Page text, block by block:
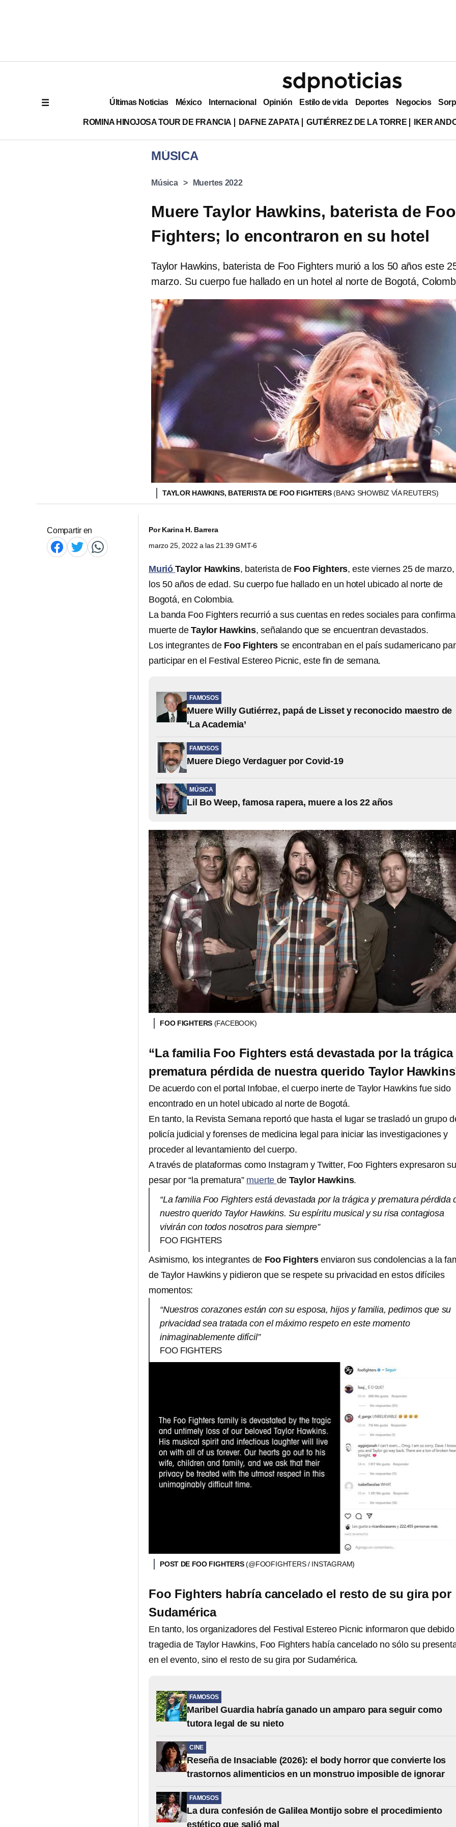
Últimas Noticias México Internacional Opinión Estilo de vida Deportes Negocios
ROMINA HINOJOSA TOUR DE FRANCIA DAFNE ZAPATA GUTIÉRREZ DE LA TORRE IKER
MÚSICA
Música Muertes 2022
Muere Taylor Hawkins, baterista de Foo
Fighters; lo encontraron en su hotel
Taylor Hawkins, baterista de Foo Fighters murió a los 50 años este
marzo. Su cuerpo fue hallado en un hotel al norte de Bogotá,
TAYLOR HAWKINS, BATERISTA DE FOO FIGHTERS(BANG SHOWBIZ VÍA REUTERS)
Compartir en PorKarina H. Barrera
marzo 25, 2022 a las 21:39 GMT-6
MurióTaylor Hawkins, baterista de Foo Fighters, este viernes 25 de marzo,
los 50 años de edad. Su cuerpo fue hallado en un hotel ubicado al norte de
Bogotá, en Colombia.
La banda Foo Fighters recurrió a sus cuentas en redes sociales para
muerte deTaylor Hawkins, señalando que se encuentran devastados.
Los integrantes de Foo Fighters se encontraban en el país sudamericano
participar en el Festival Estereo Picnic, este fin de semana.
FAMOSOS
Muere Willy Gutiérrez, papá de Lisset y reconocido maestro de
‘La Academia’
FAMOSOS
Muere Diego Verdaguer por Covid-19
MÚSICA
Lil Bo Weep, famosa rapera, muere a los 22 años
FOO FIGHTERS (FACEBOOK)
“La familia Foo Fighters está devastada por la trágica
prematura pérdida de nuestra querido Taylor
De acuerdo con el portal Infobae, el cuerpo inerte de Taylor Hawkins fue sido
encontrado en un hotel ubicado al norte de Bogotá.
En tanto, la Revista Semana reportó que hasta el lugar se trasladó un grupo
policía judicial y forenses de medicina legal para iniciar las investigaciones y
proceder al levantamiento del cuerpo.
A través de plataformas como Instagram y Twitter, Foo Fighters expresaron su
pesar por “la prematura” muerte de Taylor Hawkins.
“La familia Foo Fighters está devastada por la trágica y prematura pérdida
nuestro querido Taylor Hawkins. Su espíritu musical y su risa contagiosa
vivirán con todos nosotros para siempre”
FOO FIGHTERS
Asimismo, los integrantes de Foo Fightersenviaron sus condolencias a la
de Taylor Hawkins y pidieron que se respete su privacidad en estos difíciles
momentos:
“Nuestros corazones están con su esposa, hijos y familia, pedimos que su
privacidad sea tratada con el máximo respeto en este momento
inimaginablemente difícil”
FOO FIGHTERS
POST DE FOO FIGHTERS(@FOOFIGHTERS / INSTAGRAM)
Foo Fighters habría cancelado el resto de su gira por
Sudamérica
En tanto, los organizadores del Festival Estereo Picnic informaron que debido
tragedia de Taylor Hawkins, Foo Fighters había cancelado no sólo su
en el evento, sino el resto de su gira por Sudamérica.
FAMOSOS
Maribel Guardia habría ganado un amparo para seguir como
tutora legal de su nieto
CINE
Reseña de Insaciable (2026): el body horror que convierte los
trastornos alimenticios en un monstruo imposible de ignorar
FAMOSOS
La dura confesión de Galilea Montijo sobre el procedimiento
estético que salió mal